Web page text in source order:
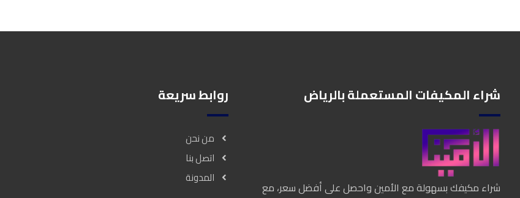
شراء المكيفات المستعملة بالرياض
شراء مكيفك بسهولة مع الأمين واحصل على أفضل سعر، مع
روابط سريعة
من نحن
اتصل بنا
المدونة